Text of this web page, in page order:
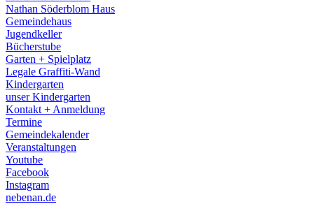
Nathan Söderblom Haus
Gemeindehaus
Jugendkeller
Bücherstube
Garten + Spielplatz
Legale Graffiti-Wand
Kindergarten
unser Kindergarten
Kontakt + Anmeldung
Termine
Gemeindekalender
Veranstaltungen
Youtube
Facebook
Instagram
nebenan.de